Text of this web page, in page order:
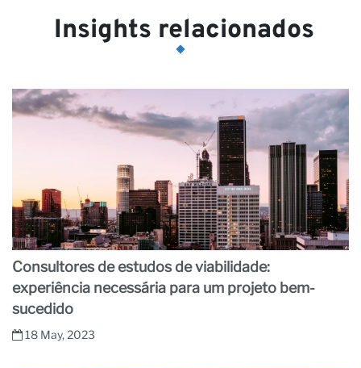
Insights relacionados
Consultores de estudos de viabilidade:
experiência necessária para um projeto bem-
sucedido
18 May, 2023